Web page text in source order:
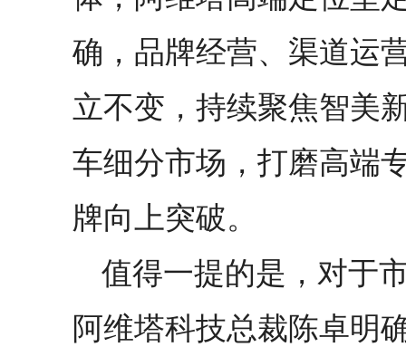
确，品牌经营、渠道运
立不变，持续聚焦智美
车细分市场，打磨高端
牌向上突破。
值得一提的是，对于
阿维塔科技总裁陈卓明